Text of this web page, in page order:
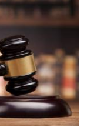
ist